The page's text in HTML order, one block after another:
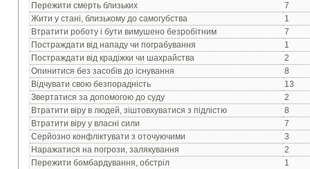
Пережити смерть близьких
7
Жити у станi, близькому до самогубства
1
Втратити роботу i бути вимушено безробітним
7
Постраждати вiд нападу чи пограбування
1
Постраждати вiд крадiжки чи шахрайства
2
Опинитися без засобiв до iснування
8
Вiдчувати свою безпораднiсть
13
Звертатися за допомогою до суду
2
Втратити вiру в людей, зiштовхуватися з пiдлiстю
8
Втратити вiру у власнi сили
7
Серйозно конфлiктувати з оточуючими
3
Наражатися на погрози, залякування
2
Пережити бомбардування, обстріл
1